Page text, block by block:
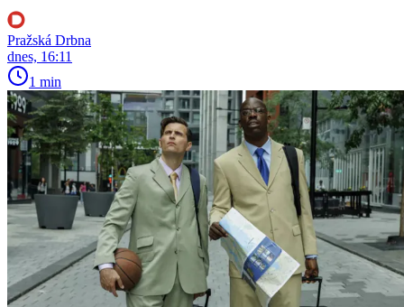
Pražská Drbna
dnes, 16:11
1 min